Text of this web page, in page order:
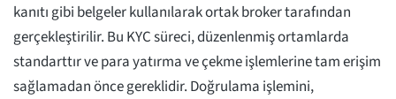
kanıtı gibi belgeler kullanılarak ortak broker tarafından
gerçekleştirilir. Bu KYC süreci, düzenlenmiş ortamlarda
standarttır ve para yatırma ve çekme işlemlerine tam erişim
sağlamadan önce gereklidir. Doğrulama işlemini,